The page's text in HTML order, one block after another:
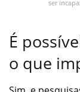
ser
É
o que